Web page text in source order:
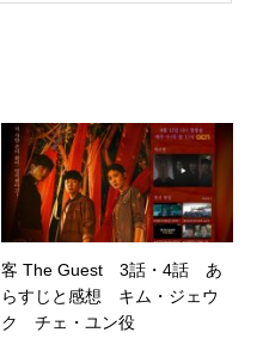
客 The Guest 3話・4話 あ
らすじと感想 キム・ジェウ
ク チェ・ユン役